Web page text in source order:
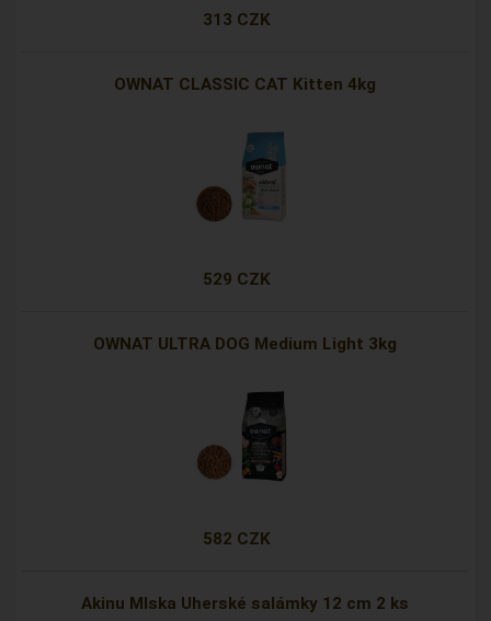
313 CZK
OWNAT CLASSIC CAT Kitten 4kg
529 CZK
OWNAT ULTRA DOG Medium Light 3kg
582 CZK
Akinu Mlska Uherské salámky 12 cm 2 ks